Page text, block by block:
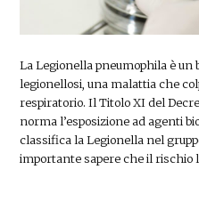
La Legionella pneumophila è un
legionellosi, una malattia che
respiratorio. Il Titolo XI del
norma l’esposizione ad agenti
classifica la Legionella nel
importante sapere che il rischio